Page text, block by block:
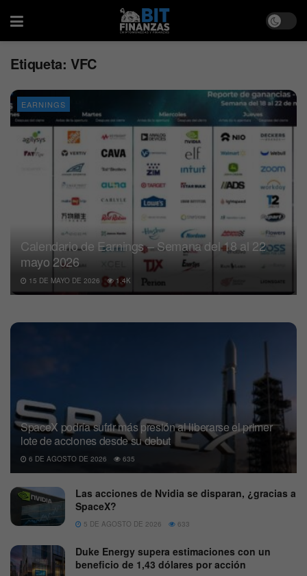
Etiqueta: VFC
EARNINGS
Calendario de Earnings – Semana del 18 al 22
mayo 2026
15 DE MAYO DE 2026 1.4K
SpaceX podría sufrir más presión al liberarse el primer
lote de acciones desde su debut
6 DE AGOSTO DE 2026 635
Las acciones de Nvidia se disparan, ¿gracias a
SpaceX?
5 DE AGOSTO DE 2026 633
Duke Energy supera estimaciones con un
beneficio de 1,43 dólares por acción